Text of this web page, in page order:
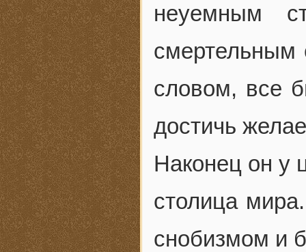
неуемным
словом, все
достичь
Наконец он у
столица
снобизмом и